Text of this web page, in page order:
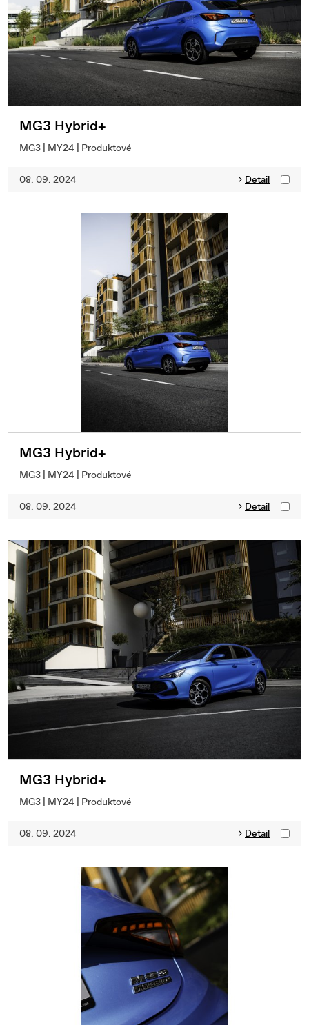
MG3 Hybrid+
MG3 | MY24 | Produktové
08. 09. 2024 Detail
MG3 Hybrid+
MG3 | MY24 | Produktové
08. 09. 2024 Detail
MG3 Hybrid+
MG3 | MY24 | Produktové
08. 09. 2024 Detail